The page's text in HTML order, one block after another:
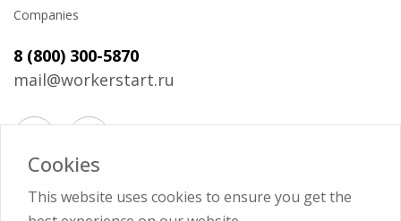
Companies
8 (800) 300-5870
mail@workerstart.ru
Cookies
This website uses cookies to ensure you get the